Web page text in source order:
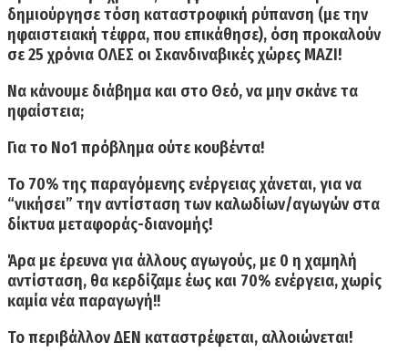
δημιούργησε τόση καταστροφική ρύπανση (με την
ηφαιστειακή τέφρα, που επικάθησε), όση προκαλούν
σε 25 χρόνια ΟΛΕΣ οι Σκανδιναβικές χώρες ΜΑΖΙ!
Να κάνουμε διάβημα και στο Θεό, να μην σκάνε τα
ηφαίστεια;
Για το Νο1 πρόβλημα ούτε κουβέντα!
Το 70% της παραγόμενης ενέργειας χάνεται, για να
“νικήσει” την αντίσταση των καλωδίων/αγωγών στα
δίκτυα μεταφοράς-διανομής!
Άρα με έρευνα για άλλους αγωγούς, με 0 η χαμηλή
αντίσταση, θα κερδίζαμε έως και 70% ενέργεια, χωρίς
καμία νέα παραγωγή!!
Το περιβάλλον ΔΕΝ καταστρέφεται, αλλοιώνεται!